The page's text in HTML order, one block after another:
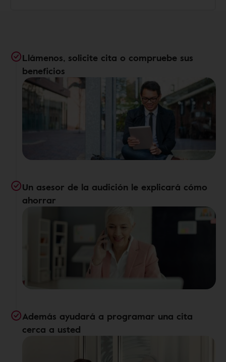
Llámenos, solicite cita o compruebe sus
beneficios
Un asesor de la audición le explicará cómo
ahorrar
Además ayudará a programar una cita
cerca a usted